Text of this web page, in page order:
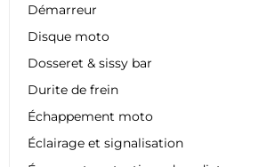
Démarreur
Disque moto
Dosseret & sissy bar
Durite de frein
Échappement moto
Éclairage et signalisation